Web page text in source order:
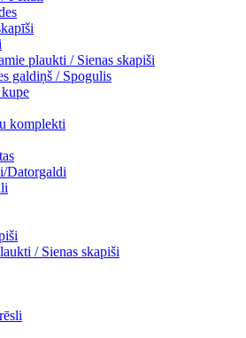
plaukti / Sienas skapiši
galdiņš / Spogulis
komplekti
Datorgaldi
/ Sienas skapiši